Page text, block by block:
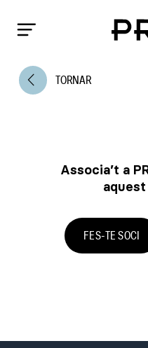
arrow_back_ios TORNAR
Associa’t a
FES-TE SOCI